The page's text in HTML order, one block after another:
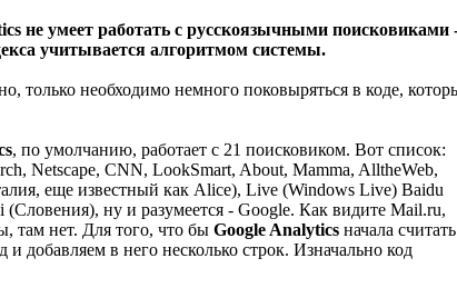
не умеет работать с русскоязычными поисковиками
учитывается алгоритмом системы.
только необходимо немного поковыряться в коде,
, по умолчанию, работает с 21 поисковиком. Вот список:
Netscape, CNN, LookSmart, About, Mamma, AlltheWeb,
еще известный как Alice), Live (Windows Live) Baidu
ну и разумеется - Google. Как видите Mail.ru,
там нет. Для того, что бы Google Analytics начала
и добавляем в него несколько строк. Изначально код